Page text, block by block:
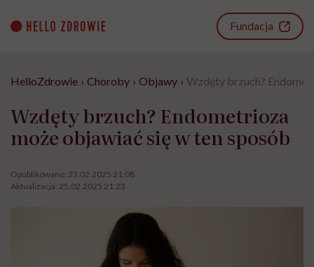
content
Fundacja
HelloZdrowie › Choroby › Objawy › Wzdęty brzuch?
Wzdęty brzuch? Endometrioza
może objawiać się w ten sposób
Opublikowano: 23.02.2025 21:08
Aktualizacja: 25.02.2025 21:23